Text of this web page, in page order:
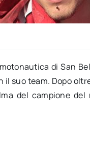
di San
il suo team. Dopo
del campione